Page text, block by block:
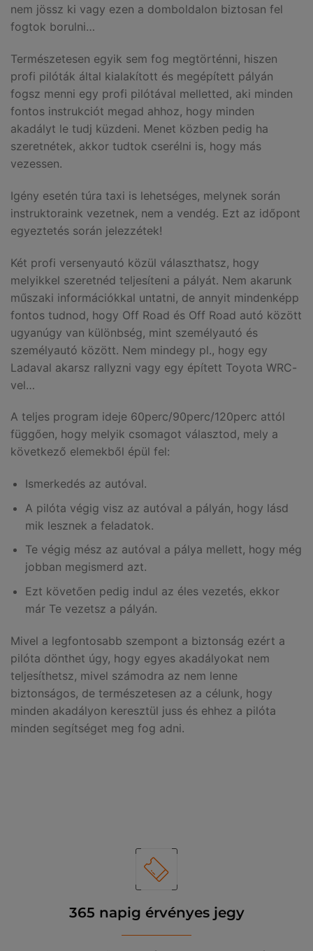
nem jössz ki vagy ezen a domboldalon biztosan fel
fogtok borulni…
Természetesen egyik sem fog megtörténni, hiszen
profi pilóták által kialakított és megépített pályán
fogsz menni egy profi pilótával melletted, aki minden
fontos instrukciót megad ahhoz, hogy minden
akadályt le tudj küzdeni. Menet közben pedig ha
szeretnétek, akkor tudtok cserélni is, hogy más
vezessen.
Igény esetén túra taxi is lehetséges, melynek során
instruktoraink vezetnek, nem a vendég. Ezt az időpont
egyeztetés során jelezzétek!
Két profi versenyautó közül választhatsz, hogy
melyikkel szeretnéd teljesíteni a pályát. Nem akarunk
műszaki információkkal untatni, de annyit mindenképp
fontos tudnod, hogy Off Road és Off Road autó között
ugyanúgy van különbség, mint személyautó és
személyautó között. Nem mindegy pl., hogy egy
Ladaval akarsz rallyzni vagy egy épített Toyota WRC-
vel…
A teljes program ideje 60perc/90perc/120perc attól
függően, hogy melyik csomagot választod, mely a
következő elemekből épül fel:
Ismerkedés az autóval.
A pilóta végig visz az autóval a pályán, hogy lásd
mik lesznek a feladatok.
Te végig mész az autóval a pálya mellett, hogy még
jobban megismerd azt.
Ezt követően pedig indul az éles vezetés, ekkor
már Te vezetsz a pályán.
Mivel a legfontosabb szempont a biztonság ezért a
pilóta dönthet úgy, hogy egyes akadályokat nem
teljesíthetsz, mivel számodra az nem lenne
biztonságos, de természetesen az a célunk, hogy
minden akadályon keresztül juss és ehhez a pilóta
minden segítséget meg fog adni.
365 napig érvényes jegy